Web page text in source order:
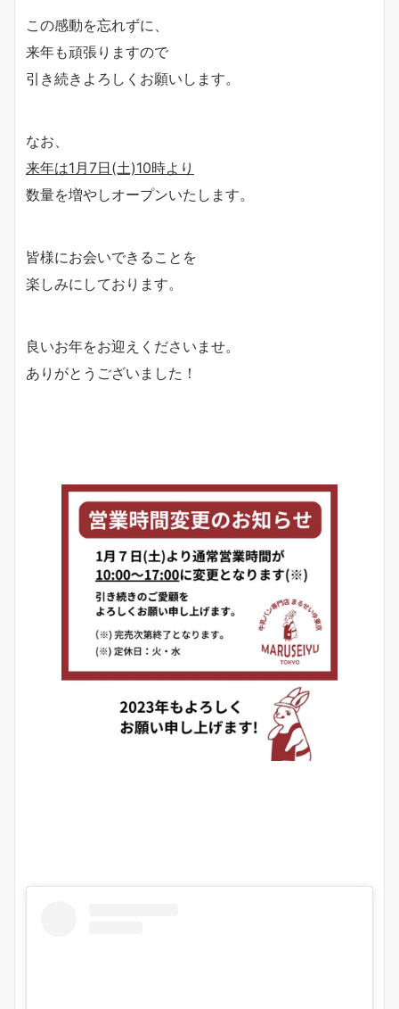
この感動を忘れずに、
来年も頑張りますので
引き続きよろしくお願いします。
なお、
来年は1月7日(土)10時より
数量を増やしオープンいたします。
皆様にお会いできることを
楽しみにしております。
良いお年をお迎えくださいませ。
ありがとうございました！